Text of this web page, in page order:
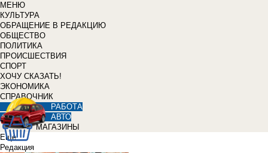
МЕНЮ
КУЛЬТУРА
ОБРАЩЕНИЕ В РЕДАКЦИЮ
ОБЩЕСТВО
ПОЛИТИКА
ПРОИСШЕСТВИЯ
СПОРТ
ХОЧУ СКАЗАТЬ!
ЭКОНОМИКА
СПРАВОЧНИК
РАБОТА
АВТО
МАГАЗИНЫ
Еще
Редакция